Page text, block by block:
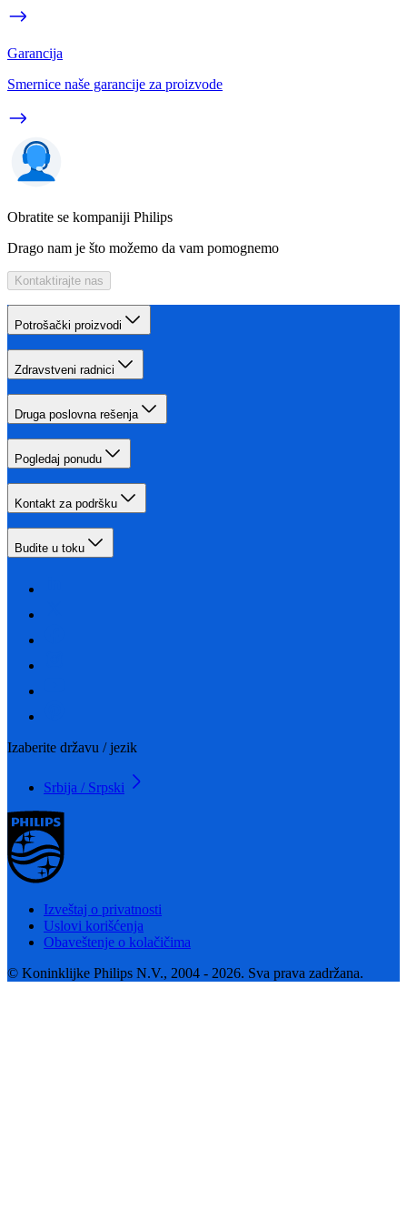
Garancija
Smernice naše garancije za proizvode
Obratite se kompaniji Philips
Drago nam je što možemo da vam pomognemo
Kontaktirajte nas
Potrošački proizvodi
Zdravstveni radnici
Druga poslovna rešenja
Pogledaj ponudu
Kontakt za podršku
Budite u toku
Izaberite državu / jezik
Srbija / Srpski
Izveštaj o privatnosti
Uslovi korišćenja
Obaveštenje o kolačičima
© Koninklijke Philips N.V., 2004 - 2026. Sva prava zadržana.